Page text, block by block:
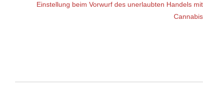
Einstellung beim Vorwurf des unerlaubten Handels mit
Cannabis